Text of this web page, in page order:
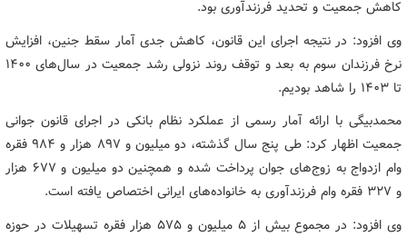
کاهش جمعیت و تحدید فرزندآوری بود.
وی افزود: در نتیجه اجرای این قانون، کاهش جدی آمار سقط جنین، افزایش
نرخ فرزندان سوم به بعد و توقف روند نزولی رشد جمعیت در سال‌های ۱۴۰۰
تا ۱۴۰۳ را شاهد بودیم.
محمدبیگی با ارائه آمار رسمی از عملکرد نظام بانکی در اجرای قانون جوانی
جمعیت اظهار کرد: طی پنج سال گذشته، دو میلیون و ۸۹۷ هزار و ۹۸۴ فقره
وام ازدواج به زوج‌های جوان پرداخت شده و همچنین دو میلیون و ۶۷۷ هزار
و ۳۲۷ فقره وام فرزندآوری به خانواده‌های ایرانی اختصاص یافته است.
وی افزود: در مجموع بیش از ۵ میلیون و ۵۷۵ هزار فقره تسهیلات در حوزه